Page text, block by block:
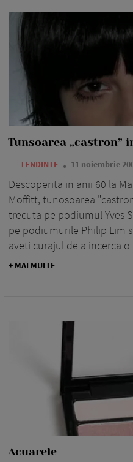
Tunsoarea „castron”
— TENDINTE 11 noiembrie
Descoperita in anii 60 la
Moffitt, tunosoarea
trecuta pe podiumul Yves
pe podiumurile Philip Lim
aveti curajul de a incerca
+ MAI MULTE
Acuarele